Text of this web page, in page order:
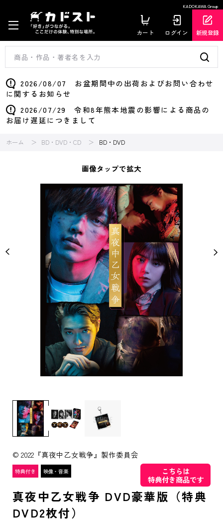
KADOKAWA Group
カート ログイン 新規登録
2026/08/07 お盆期間中の出荷およびお問い合わせ
に関するお知らせ
2026/07/29 令和8年熊本地震の影響による商品の
お届け遅延につきまして
ホーム BD・DVD・CD BD・DVD
画像タップで拡大
© 2022『真夜中乙女戦争』製作委員会
こちらは
特典付き商品です
真夜中乙女戦争 DVD豪華版（特典
DVD2枚付）